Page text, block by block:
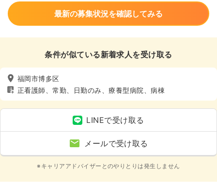
最新の募集状況を確認してみる
条件が似ている新着求人を受け取る
福岡市博多区
正看護師、常勤、日勤のみ、療養型病院、病棟
LINEで受け取る
メールで受け取る
※キャリアアドバイザーとのやりとりは発生しません